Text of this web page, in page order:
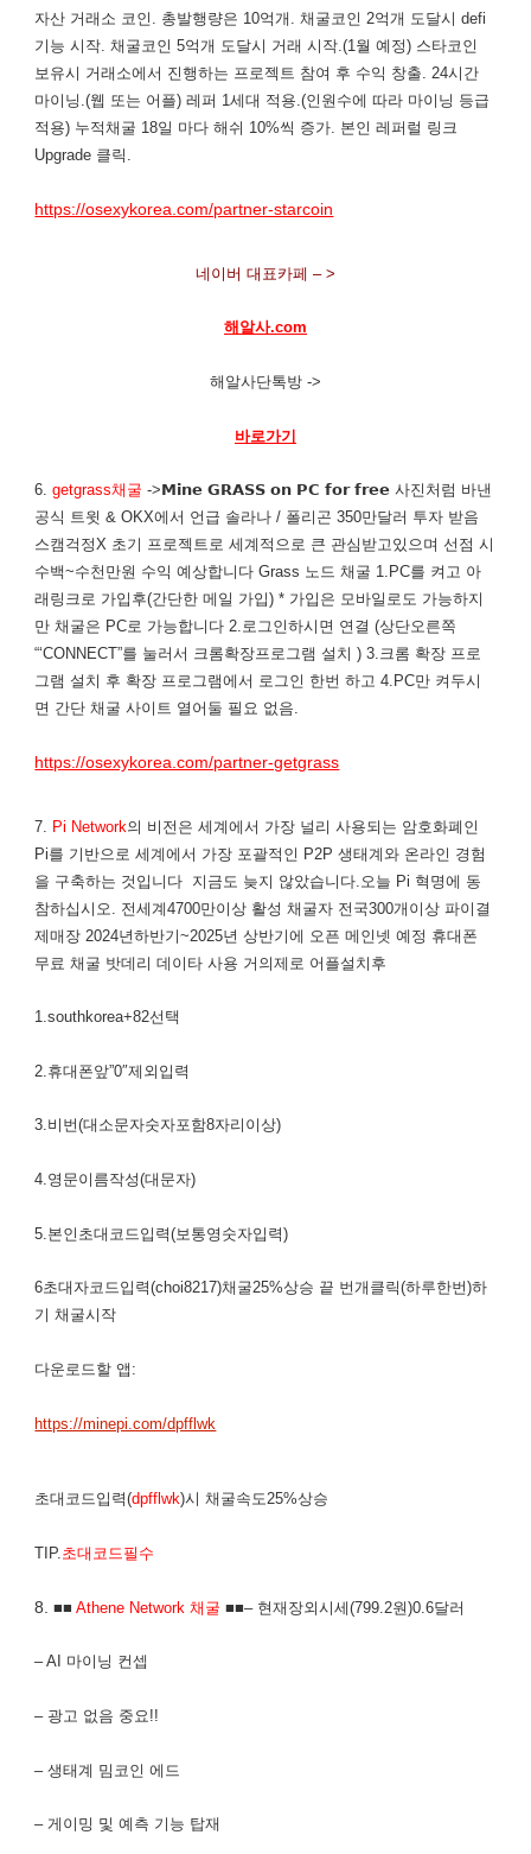
자산 거래소 코인. 총발행량은 10억개. 채굴코인 2억개 도달시 defi
기능 시작. 채굴코인 5억개 도달시 거래 시작.(1월 예정) 스타코인
보유시 거래소에서 진행하는 프로젝트 참여 후 수익 창출. 24시간
마이닝.(웹 또는 어플) 레퍼 1세대 적용.(인원수에 따라 마이닝 등급
적용) 누적채굴 18일 마다 해쉬 10%씩 증가. 본인 레퍼럴 링크
Upgrade 클릭.
https://osexykorea.com/partner-starcoin
네이버 대표카페 – >
해알사.com
해알사단톡방 ->
바로가기
6.getgrass채굴 ->𝗠𝗶𝗻𝗲 𝗚𝗥𝗔𝗦𝗦 𝗼𝗻 𝗣𝗖 𝗳𝗼𝗿 𝗳𝗿𝗲𝗲 사진처럼 바낸
공식 트윗 & OKX에서 언급 솔라나 / 폴리곤 350만달러 투자 받음
스캠걱정X 초기 프로젝트로 세계적으로 큰 관심받고있으며 선점 시
수백~수천만원 수익 예상합니다 ​Grass 노드 채굴 1.PC를 켜고 아
래링크로 가입후(간단한 메일 가입) * 가입은 모바일로도 가능하지
만 채굴은 PC로 가능합니다 2.로그인하시면 ​연결 (상단오른쪽
“‘CONNECT”를 눌러서 크롬확장프로그램 설치 ) 3.크롬 확장 프로
그램 설치 후 확장 프로그램에서 로그인 한번 하고 4.PC만 켜두시
면 간단 채굴 사이트 열어둘 필요 없음.
https://osexykorea.com/partner-getgrass
7. Pi Network의 비전은 세계에서 가장 널리 사용되는 암호화폐인
Pi를 기반으로 세계에서 가장 포괄적인 P2P 생태계와 온라인 경험
을 구축하는 것입니다 지금도 늦지 않았습니다.오늘 Pi 혁명에 동
참하십시오. 전세계4700만이상 활성 채굴자 전국300개이상 파이결
제매장 2024년하반기~2025년 상반기에 오픈 메인넷 예정 휴대폰
무료 채굴 밧데리 데이타 사용 거의제로 어플설치후
1.southkorea+82선택
2.휴대폰앞”0″제외입력
3.비번(대소문자숫자포함8자리이상)
4.영문이름작성(대문자)
5.본인초대코드입력(보통영숫자입력)
6초대자코드입력(choi8217)채굴25%상승 끝 번개클릭(하루한번)하
기 채굴시작
다운로드할 앱:
https://minepi.com/dpfflwk
초대코드입력(dpfflwk)시 채굴속도25%상승
TIP.초대코드필수
8.■■Athene Network 채굴 ■■– 현재장외시세(799.2원)0.6달러
– AI 마이닝 컨셉
– 광고 없음 중요!!
– 생태계 밈코인 에드
– 게이밍 및 예측 기능 탑재